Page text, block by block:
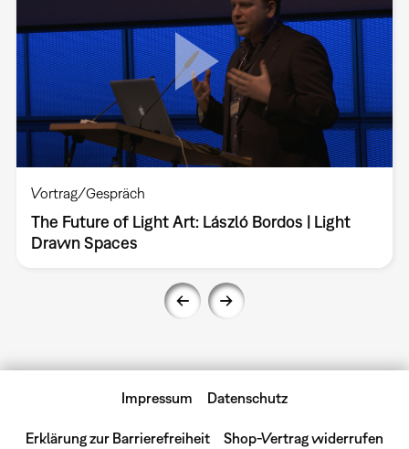
Vortrag/Gespräch
The Future of Light Art: László Bordos | Light
Drawn Spaces
Impressum Datenschutz
Erklärung zur Barrierefreiheit Shop-Vertrag widerrufen